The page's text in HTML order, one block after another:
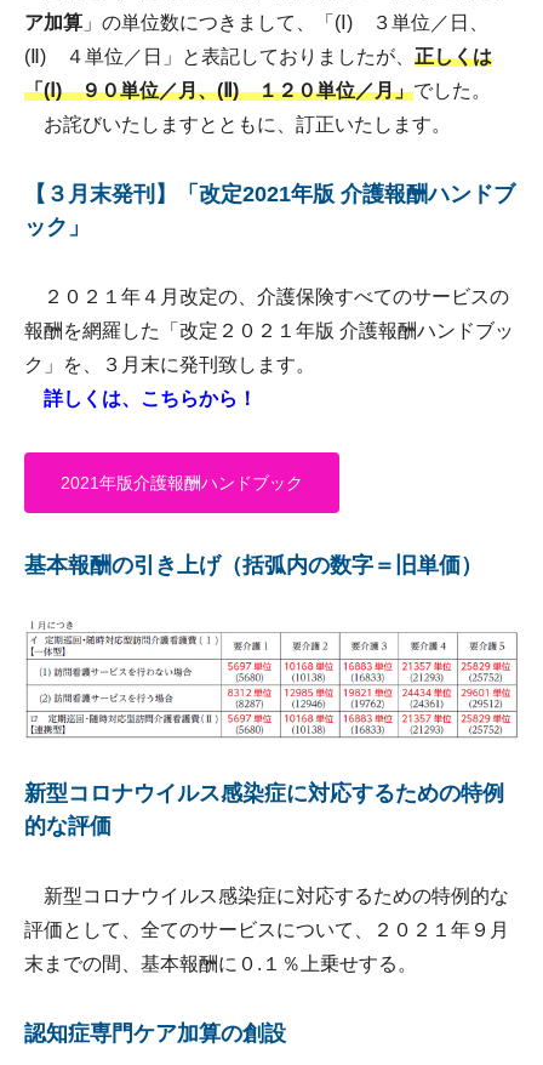
ア加算 」の単位数につきまして、「(Ⅰ) ３単位／日、
(Ⅱ) ４単位／日」と表記しておりましたが、 正しくは
「(Ⅰ) ９０単位／月、(Ⅱ) １２０単位／月」でした。
お詫びいたしますとともに、訂正いたします。
【３月末発刊】「改定2021年版 介護報酬ハンドブ
ック」
２０２１年４月改定の、介護保険すべてのサービスの
報酬を網羅した「改定２０２１年版 介護報酬ハンドブッ
ク」を、３月末に発刊致します。
詳しくは、こちらから！
2021年版介護報酬ハンドブック
基本報酬の引き上げ（括弧内の数字＝旧単価）
新型コロナウイルス感染症に対応するための特例
的な評価
新型コロナウイルス感染症に対応するための特例的な
評価として、全てのサービスについて、２０２１年９月
末までの間、基本報酬に０.１％上乗せする。
認知症専門ケア加算の創設